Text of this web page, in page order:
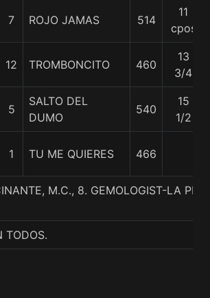
7 ROJO JAMAS 514
11
cpos
12 TROMBONCITO 460
13
3/4
5
SALTO DEL
DUMO
540
15
1/2
1 TU ME QUIERES 466
M.C., 8. GEMOLOGIST-LA
TODOS.